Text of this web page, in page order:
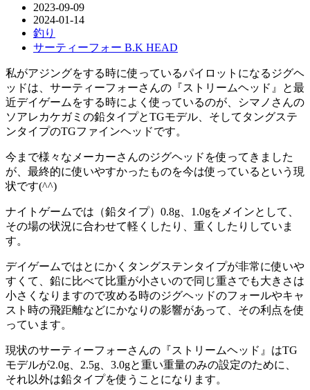
2023-09-09
2024-01-14
釣り
サーティーフォー B.K HEAD
私がアジングをする時に使っているパイロットになるジグヘ
ッドは、サーティーフォーさんの『ストリームヘッド』と最
近デイゲームをする時によく使っているのが、シマノさんの
ソアレカケガミの鉛タイプとTGモデル、そしてタングステ
ンタイプのTGファインヘッドです。
今まで様々なメーカーさんのジグヘッドを使ってきました
が、最終的に使いやすかったものを今は使っているという現
状です(^^)
ナイトゲームでは（鉛タイプ）0.8g、1.0gをメインとして、
その場の状況に合わせて軽くしたり、重くしたりしていま
す。
デイゲームではとにかくタングステンタイプが非常に使いや
すくて、鉛に比べて比重が小さいので同じ重さでも大きさは
小さくなりますので攻める時のジグヘッドのフォールやキャ
スト時の飛距離などにかなりの影響があって、その利点を使
っています。
現状のサーティーフォーさんの『ストリームヘッド』はTG
モデルが2.0g、2.5g、3.0gと重い重量のみの設定のために、
それ以外は鉛タイプを使うことになります。